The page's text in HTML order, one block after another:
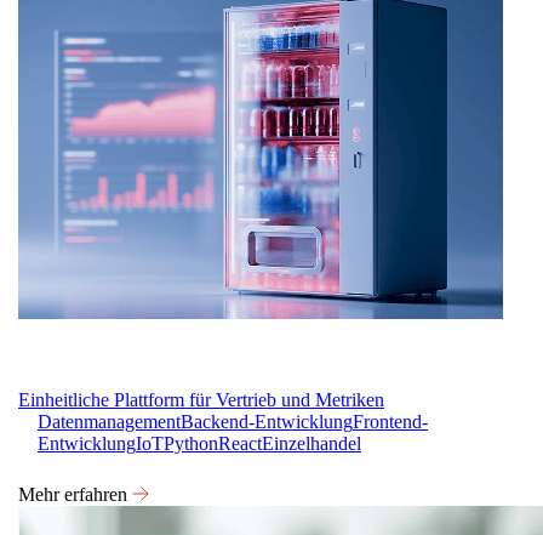
Einheitliche Plattform für Vertrieb und Metriken
DatenmanagementBackend-EntwicklungFrontend-
EntwicklungIoTPythonReactEinzelhandel
Mehr erfahren